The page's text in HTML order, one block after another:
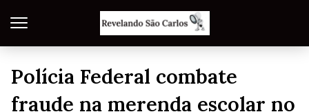
Polícia Federal combate
fraude na merenda escolar no